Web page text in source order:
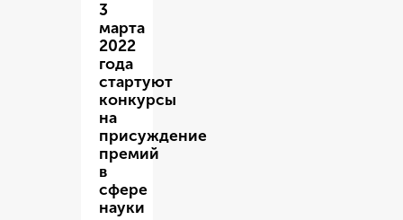
3
марта
2022
года
стартуют
конкурсы
на
присуждение
премий
в
сфере
науки